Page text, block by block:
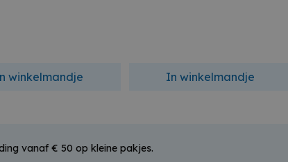
winkelmandje In winkelmandje
vanaf € 50 op kleine pakjes.